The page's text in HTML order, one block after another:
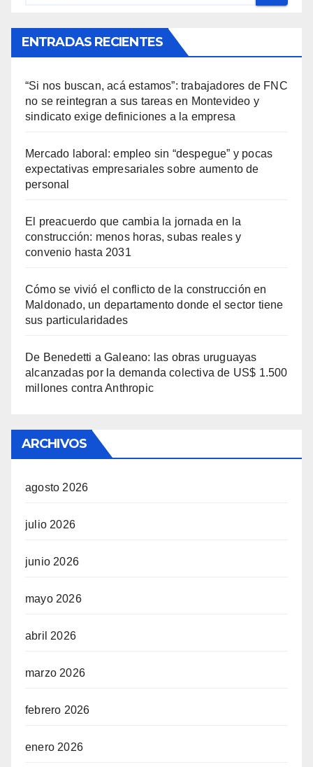
ENTRADAS RECIENTES
“Si nos buscan, acá estamos”: trabajadores de FNC
no se reintegran a sus tareas en Montevideo y
sindicato exige definiciones a la empresa
Mercado laboral: empleo sin “despegue” y pocas
expectativas empresariales sobre aumento de
personal
El preacuerdo que cambia la jornada en la
construcción: menos horas, subas reales y
convenio hasta 2031
Cómo se vivió el conflicto de la construcción en
Maldonado, un departamento donde el sector tiene
sus particularidades
De Benedetti a Galeano: las obras uruguayas
alcanzadas por la demanda colectiva de US$ 1.500
millones contra Anthropic
ARCHIVOS
agosto 2026
julio 2026
junio 2026
mayo 2026
abril 2026
marzo 2026
febrero 2026
enero 2026